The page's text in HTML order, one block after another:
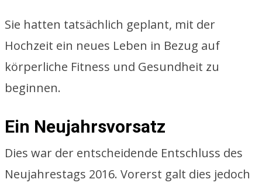
Sie hatten tatsächlich geplant, mit der
Hochzeit ein neues Leben in Bezug auf
körperliche Fitness und Gesundheit zu
beginnen.
Ein Neujahrsvorsatz
Dies war der entscheidende Entschluss des
Neujahrestags 2016. Vorerst galt dies jedoch